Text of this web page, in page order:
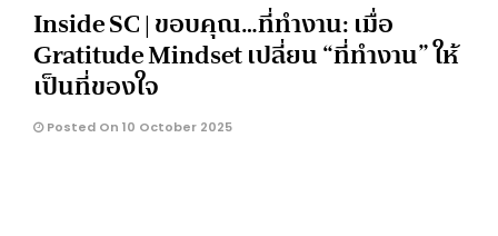
Inside SC | ขอบคุณ…ที่ทำงาน: เมื่อ
Gratitude Mindset เปลี่ยน “ที่ทำงาน” ให้
เป็นที่ของใจ
Posted On 10 October 2025